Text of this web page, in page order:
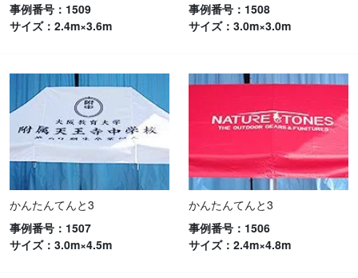
事例番号：1509
サイズ：2.4m×3.6m
事例番号：1508
サイズ：3.0m×3.0m
かんたんてんと3
事例番号：1507
サイズ：3.0m×4.5m
かんたんてんと3
事例番号：1506
サイズ：2.4m×4.8m